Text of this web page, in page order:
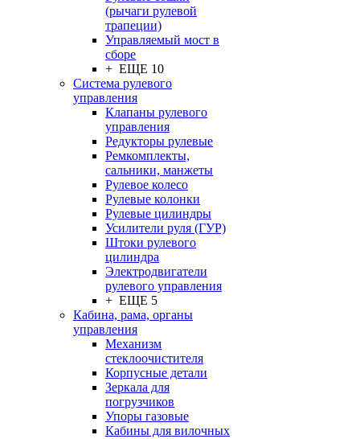
(рычаги рулевой
трапеции)
Управляемый мост в
сборе
+ ЕЩЕ 10
Система рулевого
управления
Клапаны рулевого
управления
Редукторы рулевые
Ремкомплекты,
сальники, манжеты
Рулевое колесо
Рулевые колонки
Рулевые цилиндры
Усилители руля (ГУР)
Штоки рулевого
цилиндра
Электродвигатели
рулевого управления
+ ЕЩЕ 5
Кабина, рама, органы
управления
Механизм
стеклоочистителя
Корпусные детали
Зеркала для
погрузчиков
Упоры газовые
Кабины для вилочных